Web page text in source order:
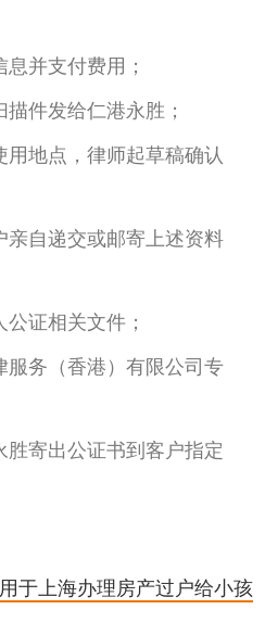
并支付费用；
件发给仁港永胜；
地点，律师起草稿确认
自递交或邮寄上述资料
证相关文件；
务（香港）有限公司专
寄出公证书到客户指定
于上海办理房产过户给小孩